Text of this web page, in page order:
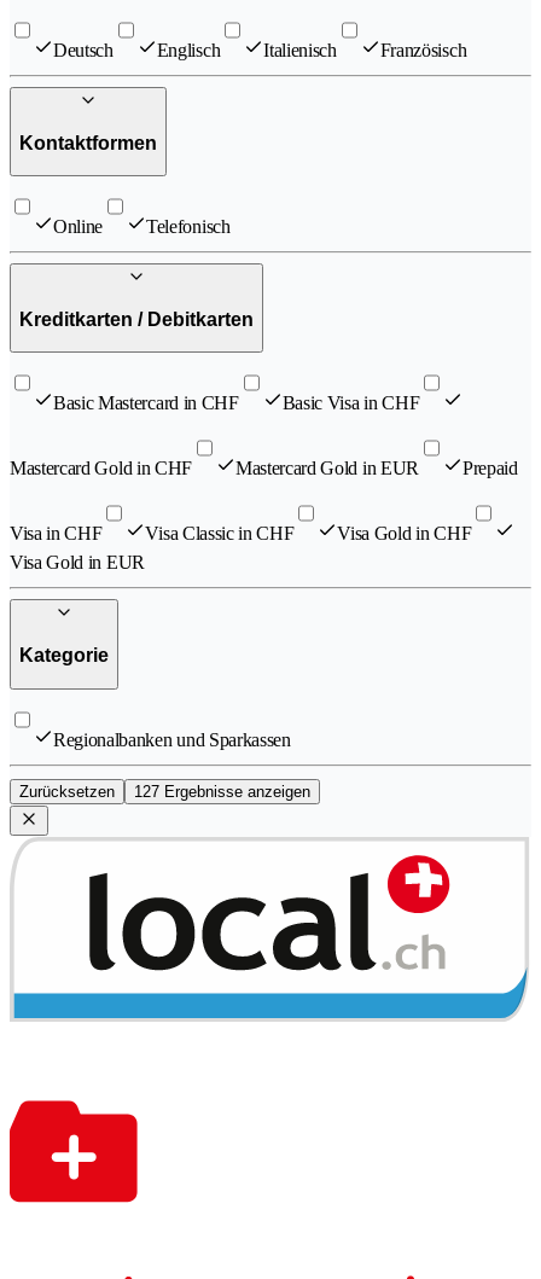
Deutsch Englisch Italienisch Französisch
Kontaktformen
Online Telefonisch
Kreditkarten / Debitkarten
Basic Mastercard in CHF Basic Visa in CHF
Mastercard Gold in CHF Mastercard Gold in EUR Prepaid
Visa in CHF Visa Classic in CHF
Visa Gold in CHF
Visa Gold in EUR
Kategorie
Regionalbanken und Sparkassen
Zurücksetzen 127 Ergebnisse anzeigen